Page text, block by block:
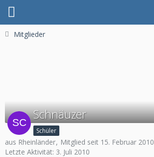
Mitglieder
Schnäuzer
Schüler
aus Rheinländer
Mitglied seit 15. Februar 2010
Letzte Aktivität: 3. Juli 2010